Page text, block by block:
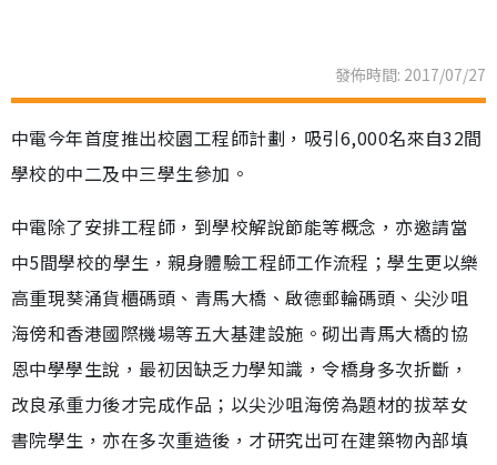
發佈時間: 2017/07/27
中電今年首度推出校園工程師計劃，吸引6,000名來自32間
學校的中二及中三學生參加。
中電除了安排工程師，到學校解說節能等概念，亦邀請當
中5間學校的學生，親身體驗工程師工作流程；學生更以樂
高重現葵涌貨櫃碼頭、青馬大橋、啟德郵輪碼頭、尖沙咀
海傍和香港國際機場等五大基建設施。砌出青馬大橋的協
恩中學學生說，最初因缺乏力學知識，令橋身多次折斷，
改良承重力後才完成作品；以尖沙咀海傍為題材的拔萃女
書院學生，亦在多次重造後，才研究出可在建築物內部填